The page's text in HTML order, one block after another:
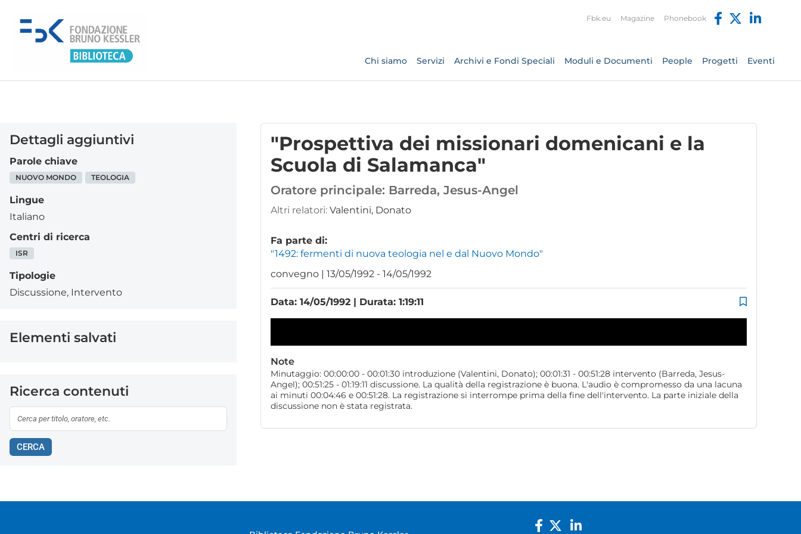
Fbk.eu Magazine Phonebook
Chi siamo Servizi Archivi e Fondi Speciali Moduli e Documenti People Progetti Eventi
Dettagli aggiuntivi
Parole chiave
NUOVO MONDO TEOLOGIA
Lingue
Italiano
Centri di ricerca
ISR
Tipologie
Discussione, Intervento
Elementi salvati
Ricerca contenuti
CERCA
"Prospettiva dei missionari domenicani e la
Scuola di Salamanca"
Oratore principale: Barreda, Jesus-Angel
Altri relatori: Valentini, Donato
Fa parte di:
"1492: fermenti di nuova teologia nel e dal Nuovo Mondo"
convegno | 13/05/1992 - 14/05/1992
Data: 14/05/1992 | Durata: 1:19:11
Note
Minutaggio: 00:00:00 - 00:01:30 introduzione (Valentini, Donato); 00:01:31 - 00:51:28 intervento (Barreda, Jesus-
Angel); 00:51:25 - 01:19:11 discussione. La qualità della registrazione è buona. L'audio è compromesso da una lacuna
ai minuti 00:04:46 e 00:51:28. La registrazione si interrompe prima della fine dell'intervento. La parte iniziale della
discussione non è stata registrata.